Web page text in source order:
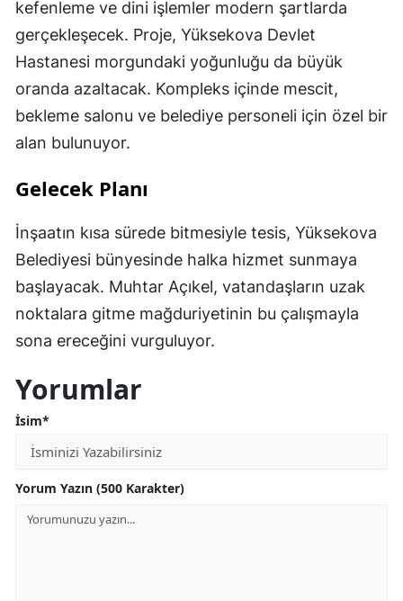
kefenleme ve dini işlemler modern şartlarda
gerçekleşecek. Proje, Yüksekova Devlet
Hastanesi morgundaki yoğunluğu da büyük
oranda azaltacak. Kompleks içinde mescit,
bekleme salonu ve belediye personeli için özel bir
alan bulunuyor.
Gelecek Planı
İnşaatın kısa sürede bitmesiyle tesis, Yüksekova
Belediyesi bünyesinde halka hizmet sunmaya
başlayacak. Muhtar Açıkel, vatandaşların uzak
noktalara gitme mağduriyetinin bu çalışmayla
sona ereceğini vurguluyor.
Yorumlar
İsim*
Yorum Yazın (500 Karakter)